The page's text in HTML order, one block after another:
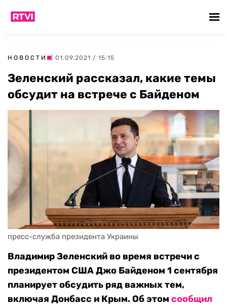
НОВОСТИ | 01.09.2021 / 15:15
Зеленский рассказал, какие темы
обсудит на встрече с Байденом
пресс-служба президента Украины
Владимир Зеленский во время встречи с
президентом США Джо Байденом 1 сентября
планирует обсудить ряд важных тем,
включая Донбасс и Крым. Об этом сообщил